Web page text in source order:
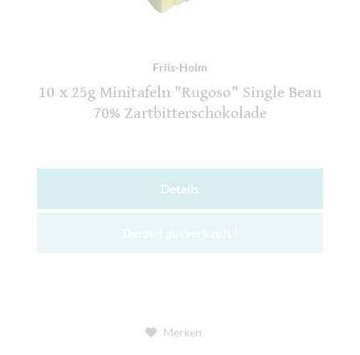
Friis-Holm
10 x 25g Minitafeln "Rugoso" Single Bean
70% Zartbitterschokolade
Details
Merken